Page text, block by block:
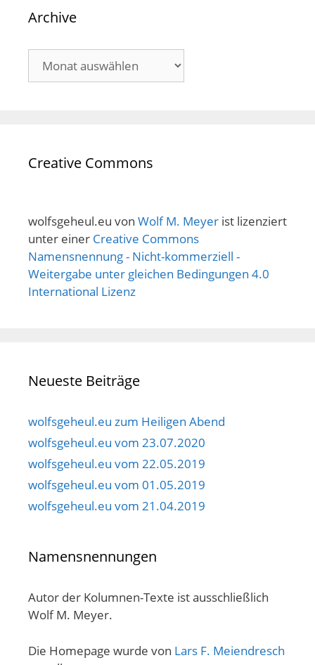
Archive
Creative Commons
wolfsgeheul.eu von Wolf M. Meyer ist lizenziert
unter einer Creative Commons
Namensnennung - Nicht-kommerziell -
Weitergabe unter gleichen Bedingungen 4.0
International Lizenz
Neueste Beiträge
wolfsgeheul.eu zum Heiligen Abend
wolfsgeheul.eu vom 23.07.2020
wolfsgeheul.eu vom 22.05.2019
wolfsgeheul.eu vom 01.05.2019
wolfsgeheul.eu vom 21.04.2019
Namensnennungen
Autor der Kolumnen-Texte ist ausschließlich
Wolf M. Meyer.
Die Homepage wurde von Lars F. Meiendresch